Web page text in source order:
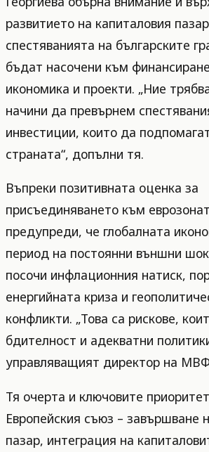
развитието на капиталовия
спестяванията на българските
бъдат насочени към
икономика и проекти. „Ние
начини да превърнем
инвестиции, които да
страната“, допълни тя.
Въпреки позитивната оценка за
присъединяването към
предупреди, че глобалната
период на постоянни външни
посочи инфлационния натиск,
енергийната криза и
конфликти. „Това са рискове,
бдителност и адекватни
управляващият директор на
Тя очерта и ключовите
Европейския съюз – завършване
пазар, интеграция на